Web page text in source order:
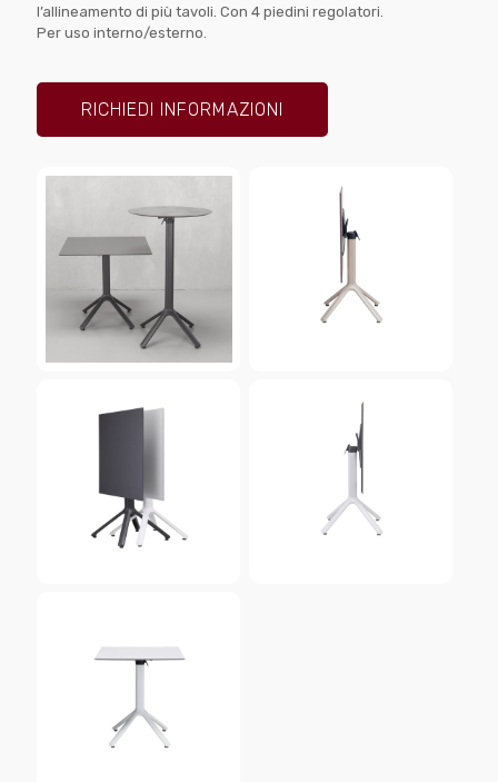
l’allineamento di più tavoli. Con 4 piedini regolatori.
Per uso interno/esterno.
RICHIEDI INFORMAZIONI